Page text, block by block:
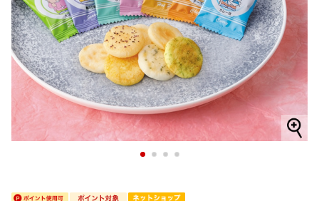
1 2 3 4